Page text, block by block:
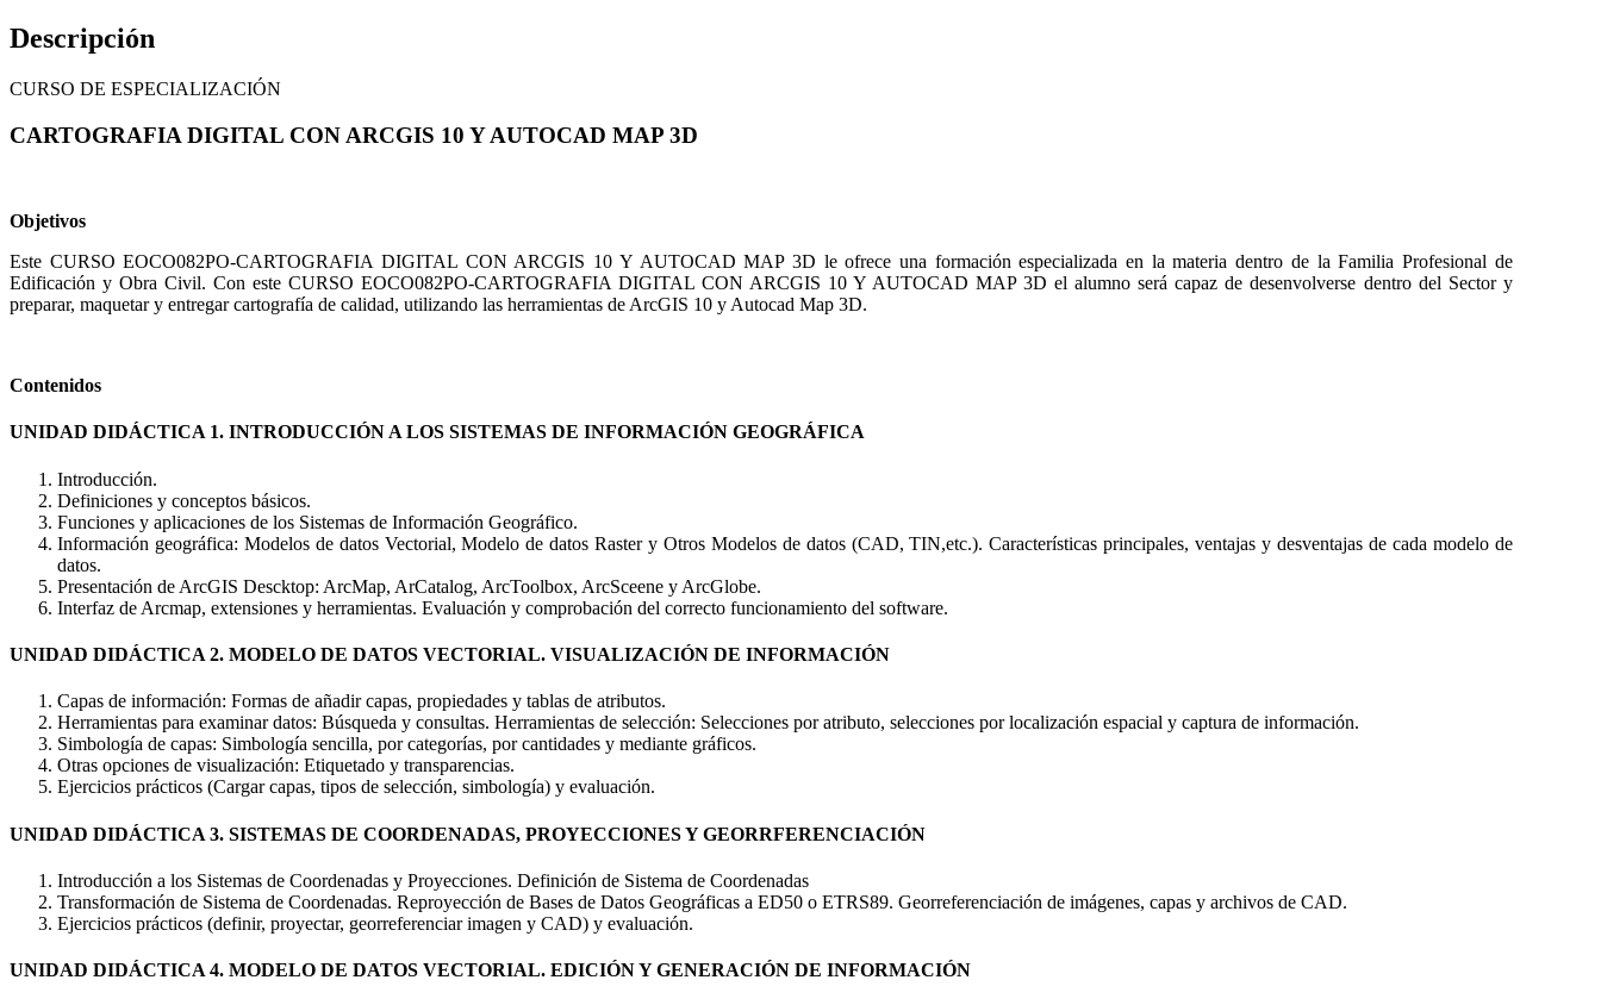
Descripción
CURSO DE ESPECIALIZACIÓN
CARTOGRAFIA DIGITAL CON ARCGIS 10 Y AUTOCAD MAP 3D
Objetivos
Este CURSO EOCO082PO-CARTOGRAFIA DIGITAL CON ARCGIS 10 Y AUTOCAD MAP 3D le ofrece una formación especializada en la materia dentro de la Familia Profesional de
Edificación y Obra Civil. Con este CURSO EOCO082PO-CARTOGRAFIA DIGITAL CON ARCGIS 10 Y AUTOCAD MAP 3D el alumno será capaz de desenvolverse dentro del Sector y
preparar, maquetar y entregar cartografía de calidad, utilizando las herramientas de ArcGIS 10 y Autocad Map 3D.
Contenidos
UNIDAD DIDÁCTICA 1. INTRODUCCIÓN A LOS SISTEMAS DE INFORMACIÓN GEOGRÁFICA
Introducción.
Definiciones y conceptos básicos.
Funciones y aplicaciones de los Sistemas de Información Geográfico.
Información geográfica: Modelos de datos Vectorial, Modelo de datos Raster y Otros Modelos de datos (CAD, TIN,etc.). Características principales, ventajas y desventajas de cada modelo de
datos.
Presentación de ArcGIS Descktop: ArcMap, ArCatalog, ArcToolbox, ArcSceene y ArcGlobe.
Interfaz de Arcmap, extensiones y herramientas. Evaluación y comprobación del correcto funcionamiento del software.
UNIDAD DIDÁCTICA 2. MODELO DE DATOS VECTORIAL. VISUALIZACIÓN DE INFORMACIÓN
Capas de información: Formas de añadir capas, propiedades y tablas de atributos.
Herramientas para examinar datos: Búsqueda y consultas. Herramientas de selección: Selecciones por atributo, selecciones por localización espacial y captura de información.
Simbología de capas: Simbología sencilla, por categorías, por cantidades y mediante gráficos.
Otras opciones de visualización: Etiquetado y transparencias.
Ejercicios prácticos (Cargar capas, tipos de selección, simbología) y evaluación.
UNIDAD DIDÁCTICA 3. SISTEMAS DE COORDENADAS, PROYECCIONES Y GEORRFERENCIACIÓN
Introducción a los Sistemas de Coordenadas y Proyecciones. Definición de Sistema de Coordenadas
Transformación de Sistema de Coordenadas. Reproyección de Bases de Datos Geográficas a ED50 o ETRS89. Georreferenciación de imágenes, capas y archivos de CAD.
Ejercicios prácticos (definir, proyectar, georreferenciar imagen y CAD) y evaluación.
UNIDAD DIDÁCTICA 4. MODELO DE DATOS VECTORIAL. EDICIÓN Y GENERACIÓN DE INFORMACIÓN